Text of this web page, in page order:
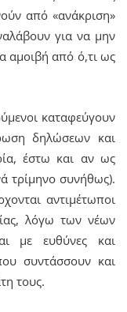
από «ανάκριση»
για να μην
αμοιβή από ό,τι ως
καταφεύγουν
δηλώσεων και
έστω και αν ως
τρίμηνο συνήθως).
αντιμέτωποι
λόγω των νέων
με ευθύνες και
συντάσσουν και
τους.